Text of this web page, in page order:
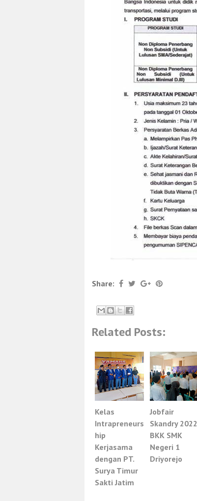
Share:
Related Posts:
Kelas
Intrapreneurs
hip
Kerjasama
dengan PT.
Surya Timur
Sakti Jatim
Jobfair
Skandry 2022
BKK SMK
Negeri 1
Driyorejo